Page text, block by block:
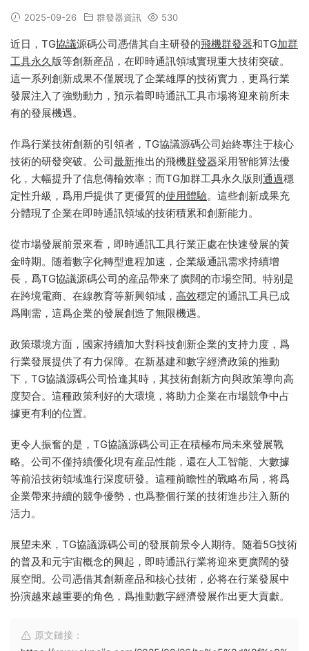
2025-09-26 群發器資訊 530
近日，TG協議源碼公司憑借其自主研發的飛機群發器和TG加群
工具永久版等創新産品，在即時通訊領域實現重大技術突破。
這一系列創新成果不僅展現了企業雄厚的技術實力，更爲行業
發展注入了強勁動力，預示着即時通訊工具市場将迎來前所未
有的發展機遇。
作爲行業技術創新的引領者，TG協議源碼公司始終專注于核心
技術的研發突破。公司最新推出的飛機群發器采用智能算法優
化，大幅提升了信息傳輸效率；而TG加群工具永久版則通過穩
定性升級，爲用戶提供了更優質的使用體驗。這些創新成果充
分體現了企業在即時通訊領域的技術積累和創新能力。
從市場發展前景來看，即時通訊工具行業正處在快速發展的黃
金時期。随着數字化轉型進程加速，企業級通訊需求持續增
長，爲TG協議源碼公司的産品帶來了廣闊的市場空間。特别是
在跨境電商、在線教育等新興領域， 高效穩定的通訊工具已成
爲剛需，這爲企業的發展創造了無限機遇。
政策環境方面，國家持續加大對科技創新企業的支持力度，爲
行業發展提供了有力保障。在新基建和數字經濟政策的推動
下，TG協議源碼公司恰逢其時，其技術創新方向與政策導向高
度契合。這種政策利好的大環境，将助力企業在市場競争中占
據更有利的位置。
更令人振奮的是，TG協議源碼公司正在積極布局未來發展戰
略。公司不僅持續優化現有産品性能，還在人工智能、大數據
等前沿技術領域進行深度研發。這種前瞻性的戰略布局，将爲
企業帶來持續的競争優勢，也爲整個行業的技術進步注入新的
活力。
展望未來，TG協議源碼公司的發展前景令人期待。随着5G技術
的普及和元宇宙概念的興起，即時通訊行業将迎來更廣闊的發
展空間。公司憑借其創新産品和核心技術，必将在行業發展中
扮演越來越重要的角色，爲推動數字經濟發展作出更大貢獻。
原文鏈接：